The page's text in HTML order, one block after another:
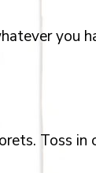
you
Toss in